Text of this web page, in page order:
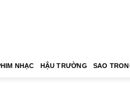
NHẠC HẬU TRƯỜNG SAO